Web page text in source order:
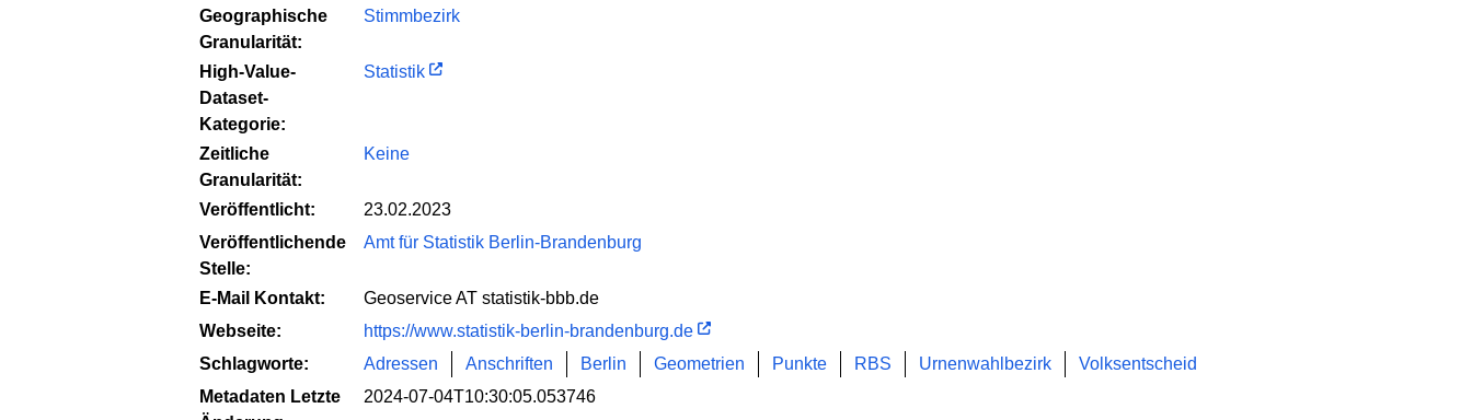
Geographische
Granularität:
Stimmbezirk
High-Value-
Dataset-
Kategorie:
Statistik
Zeitliche
Granularität:
Keine
Veröffentlicht:
23.02.2023
Veröffentlichende
Stelle:
Amt für Statistik Berlin-Brandenburg
E-Mail Kontakt:
Geoservice AT statistik-bbb.de
Webseite:
https://www.statistik-berlin-brandenburg.de
Schlagworte:
Adressen Anschriften Berlin Geometrien Punkte RBS Urnenwahlbezirk
Volksentscheid
Metadaten Letzte
2024-07-04T10:30:05.053746